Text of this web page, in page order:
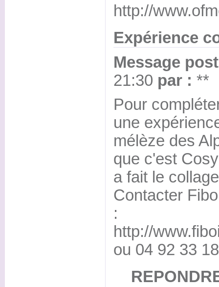
http://
Expérience
Message
21:30 par : **
Pour
une
mélèze des
que c'est
a fait le
Contacter
:
http://
ou 04 92 33